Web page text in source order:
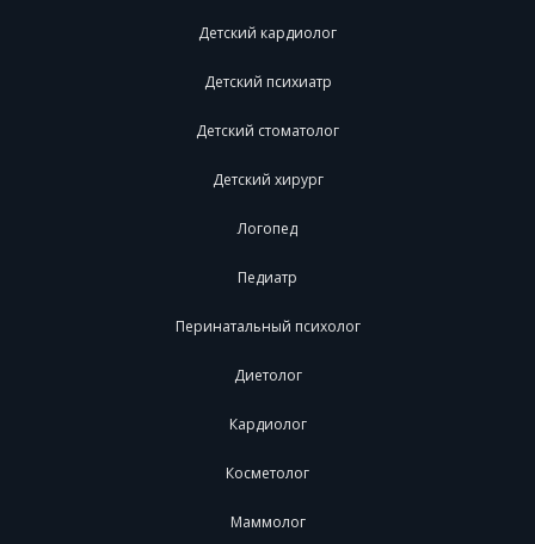
Детский кардиолог
Детский психиатр
Детский стоматолог
Детский хирург
Логопед
Педиатр
Перинатальный психолог
Диетолог
Кардиолог
Косметолог
Маммолог